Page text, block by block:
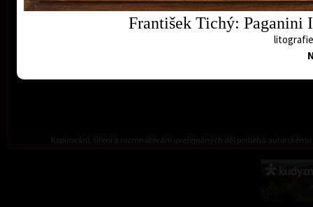
František Tichý: Paganini
Kopírování, šíření a rozmnožování uveřejněných děl podléhá autorskému